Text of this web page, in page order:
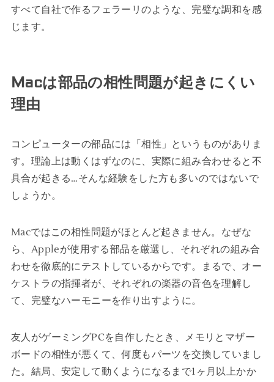
すべて自社で作るフェラーリのような、完璧な調和を感
じます。
Macは部品の相性問題が起きにくい
理由
コンピューターの部品には「相性」というものがありま
す。理論上は動くはずなのに、実際に組み合わせると不
具合が起きる…そんな経験をした方も多いのではないで
しょうか。
Macではこの相性問題がほとんど起きません。なぜな
ら、Appleが使用する部品を厳選し、それぞれの組み合
わせを徹底的にテストしているからです。まるで、オー
ケストラの指揮者が、それぞれの楽器の音色を理解し
て、完璧なハーモニーを作り出すように。
友人がゲーミングPCを自作したとき、メモリとマザー
ボードの相性が悪くて、何度もパーツを交換していまし
た。結局、安定して動くようになるまで1ヶ月以上かか